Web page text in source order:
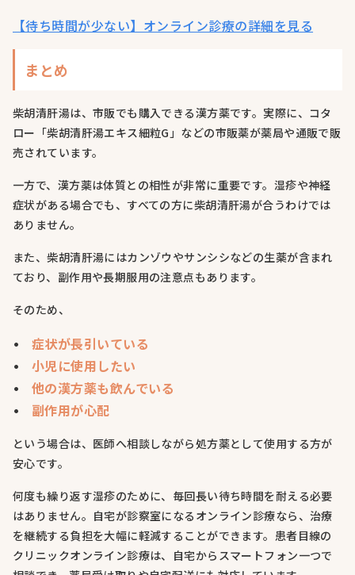
【待ち時間が少ない】オンライン診療の詳細を見る
まとめ
柴胡清肝湯は、市販でも購入できる漢方薬です。実際に、コタ
ロー「柴胡清肝湯エキス細粒G」などの市販薬が薬局や通販で販
売されています。
一方で、漢方薬は体質との相性が非常に重要です。湿疹や神経
症状がある場合でも、すべての方に柴胡清肝湯が合うわけでは
ありません。
また、柴胡清肝湯にはカンゾウやサンシシなどの生薬が含まれ
ており、副作用や長期服用の注意点もあります。
そのため、
症状が長引いている
小児に使用したい
他の漢方薬も飲んでいる
副作用が心配
という場合は、医師へ相談しながら処方薬として使用する方が
安心です。
何度も繰り返す湿疹のために、毎回長い待ち時間を耐える必要
はありません。自宅が診察室になるオンライン診療なら、治療
を継続する負担を大幅に軽減することができます。患者目線の
クリニックオンライン診療は、自宅からスマートフォン一つで